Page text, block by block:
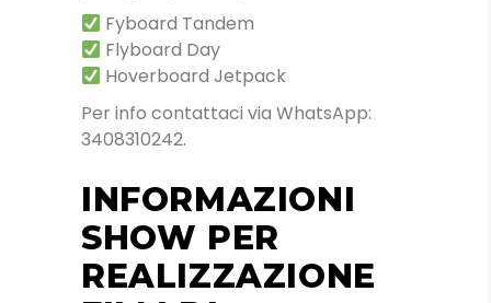
Fyboard Tandem
Flyboard Day
Hoverboard Jetpack
Per info contattaci via WhatsApp:
3408310242.
INFORMAZIONI
SHOW PER
REALIZZAZIONE